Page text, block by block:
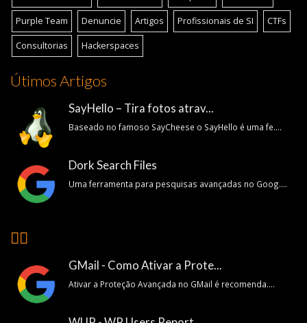
Purple Team Denuncie Artigos Profissionais de SI CTFs
Consultorias Hackerspaces
Útimos Artigos
SayHello – Tira fotos atrav...
Baseado no famoso SayCheese o SayHello é uma fe....
Dork Search Files
Uma ferramenta para pesquisas avançadas no Goog....
👍🏽
GMail - Como Ativar a Prote...
Ativar a Proteção Avançada no GMail é recomenda....